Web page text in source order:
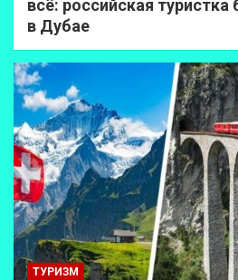
всё: российская
в Дубае
ТУРИЗМ